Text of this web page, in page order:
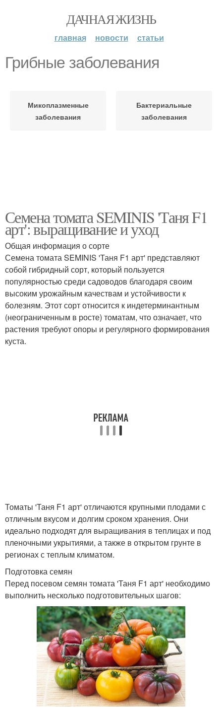
ДАЧНАЯ ЖИЗНЬ
главная новости статьи
Грибные заболевания
Микоплазменные
заболевания
Бактериальные
заболевания
Семена томата SEMINIS 'Таня F1
арт': выращивание и уход
Общая информация о сорте
Семена томата SEMINIS 'Таня F1 арт' представляют
собой гибридный сорт, который пользуется
популярностью среди садоводов благодаря своим
высоким урожайным качествам и устойчивости к
болезням. Этот сорт относится к индетерминантным
(неограниченным в росте) томатам, что означает, что
растения требуют опоры и регулярного формирования
куста.
Томаты 'Таня F1 арт' отличаются крупными плодами с
отличным вкусом и долгим сроком хранения. Они
идеально подходят для выращивания в теплицах и под
пленочными укрытиями, а также в открытом грунте в
регионах с теплым климатом.
Подготовка семян
Перед посевом семян томата 'Таня F1 арт' необходимо
выполнить несколько подготовительных шагов: